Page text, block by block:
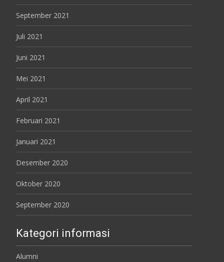
September 2021
Juli 2021
Juni 2021
Mei 2021
April 2021
Februari 2021
Januari 2021
Desember 2020
Oktober 2020
September 2020
Kategori informasi
Alumni